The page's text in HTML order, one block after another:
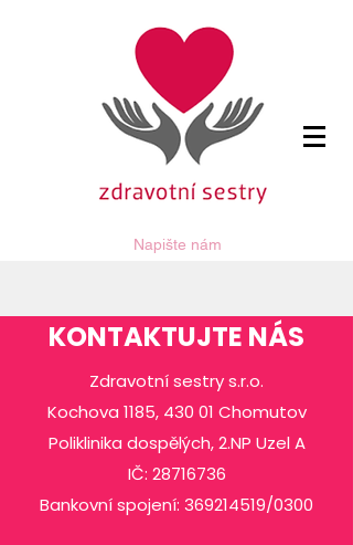
Napište nám
KONTAKTUJTE NÁS
Zdravotní sestry s.r.o.
Kochova 1185, 430 01 Chomutov
Poliklinika dospělých, 2.NP Uzel A
IČ: 28716736
Bankovní spojení: 369214519/0300